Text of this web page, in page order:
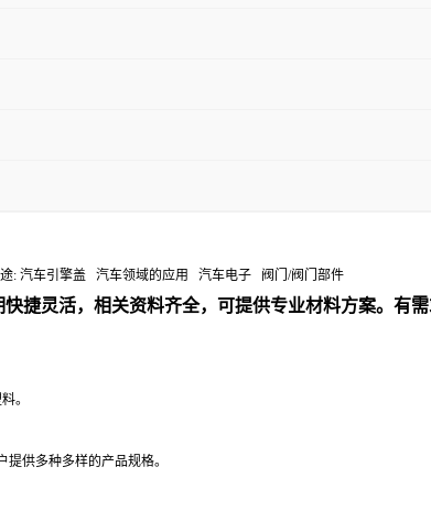
途: 汽车引擎盖 汽车领域的应用 汽车电子 阀门/阀门部件
捷灵活，相关资料齐全，可提供专业材料方案。有
。
供多种多样的产品规格。